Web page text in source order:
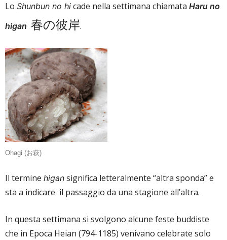
Lo Shunbun no hi cade nella settimana chiamata Haru no
higan 春の彼岸.
Ohagi (お萩)
Il termine higan significa letteralmente “altra sponda” e
sta a indicare il passaggio da una stagione all’altra.
In questa settimana si svolgono alcune feste buddiste
che in Epoca Heian (794-1185) venivano celebrate solo